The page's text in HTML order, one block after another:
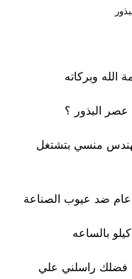
الله وبركاته
البذور ؟
مهندس منسي بتشتغل
ضد عيوب الصناعة
فضلك راسلني علي